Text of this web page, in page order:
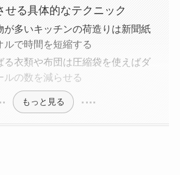
せる具体的なテクニック
が多いキッチンの荷造りは新聞紙
ルで時間を短縮する
る衣類や布団は圧縮袋を使えばダ
ルの数を減らせる
もっと見る